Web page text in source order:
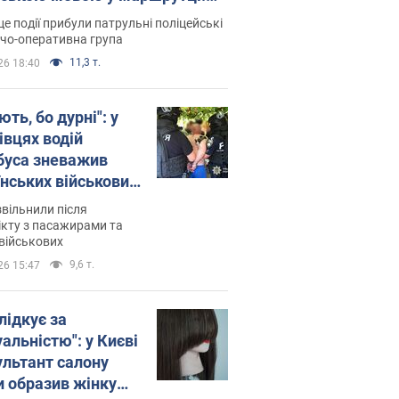
склала адмінпротокол.
події прибули патрульні поліцейські
оперативна група
18:40 11,3 т.
бо дурні": у
водій
зневажив
військових
Відео
після
з пасажирами та
15:47 9,6 т.
за
у Києві
салону
образив жінку